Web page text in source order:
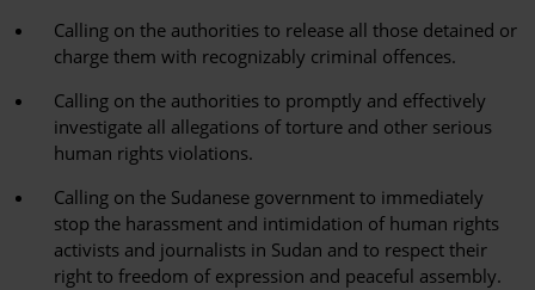
Calling on the authorities to release all those detained or
charge them with recognizably criminal offences.
Calling on the authorities to promptly and effectively
investigate all allegations of torture and other serious
human rights violations.
Calling on the Sudanese government to immediately
stop the harassment and intimidation of human rights
activists and journalists in Sudan and to respect their
right to freedom of expression and peaceful assembly.